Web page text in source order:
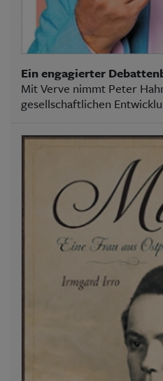
Ein engagierter
Mit Verve nimmt Peter
gesellschaftlichen